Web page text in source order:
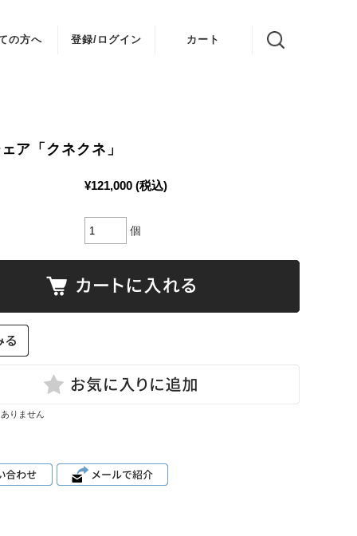
の方へ 登録/ログイン カート
ア「クネクネ」
¥121,000 (税込)
個
りません